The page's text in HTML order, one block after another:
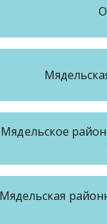
Мядельское
Мядельская